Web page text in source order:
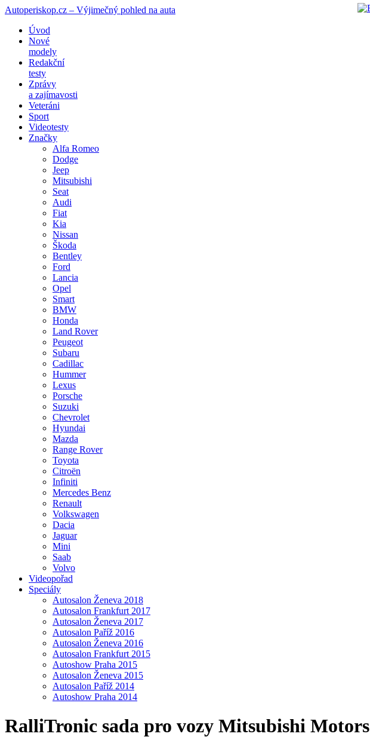
Autoperiskop.cz – Výjimečný pohled na auta
Přejít
obsahu
webu
Úvod
Nové
modely
Redakční
testy
Zprávy
a zajímavosti
Veteráni
Sport
Videotesty
Značky
Alfa Romeo
Dodge
Jeep
Mitsubishi
Seat
Audi
Fiat
Kia
Nissan
Škoda
Bentley
Ford
Lancia
Opel
Smart
BMW
Honda
Land Rover
Peugeot
Subaru
Cadillac
Hummer
Lexus
Porsche
Suzuki
Chevrolet
Hyundai
Mazda
Range Rover
Toyota
Citroën
Infiniti
Mercedes Benz
Renault
Volkswagen
Dacia
Jaguar
Mini
Saab
Volvo
Videopořad
Speciály
Autosalon Ženeva 2018
Autosalon Frankfurt 2017
Autosalon Ženeva 2017
Autosalon Paříž 2016
Autosalon Ženeva 2016
Autosalon Frankfurt 2015
Autoshow Praha 2015
Autosalon Ženeva 2015
Autosalon Paříž 2014
Autoshow Praha 2014
RalliTronic sada pro vozy Mitsubishi Motors